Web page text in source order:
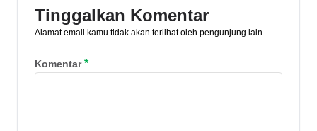
Tinggalkan Komentar
Alamat email kamu tidak akan terlihat oleh pengunjung lain.
Komentar*